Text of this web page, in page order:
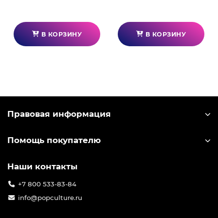
В КОРЗИНУ В КОРЗИНУ
Правовая информация
Помощь покупателю
Наши контакты
+7 800 533-83-84
info@popculture.ru